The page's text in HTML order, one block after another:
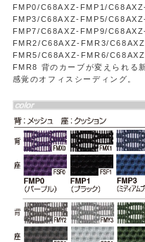
FMP0/C68AXZ-FMP1/
FMP3/C68AXZ-FMP5/
FMP7/C68AXZ-FMP9/
FMR2/C68AXZ-FMR3/
FMR5/C68AXZ-FMR6/
FMR8 背のカーブが変えられる
感覚のオフィスシーディング。